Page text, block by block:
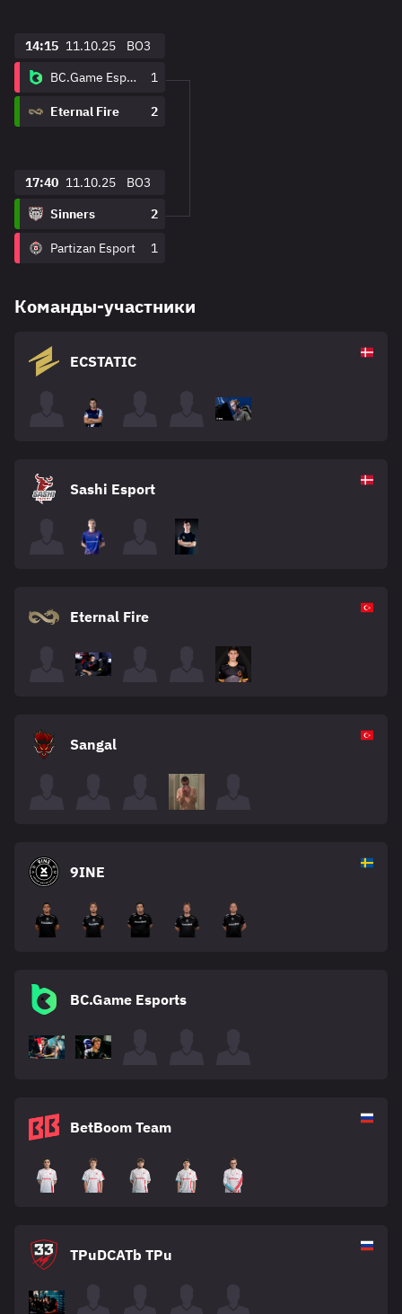
14:15 11.10.25
BO3
BC.Game Esports
1
Eternal Fire 2
17:40 11.10.25
BO3
Sinners
2
Partizan Esport 1
Команды-участники
ECSTATIC
Sashi Esport
Eternal Fire
Sangal
9INE
BC.Game Esports
BetBoom Team
TPuDCATb TPu